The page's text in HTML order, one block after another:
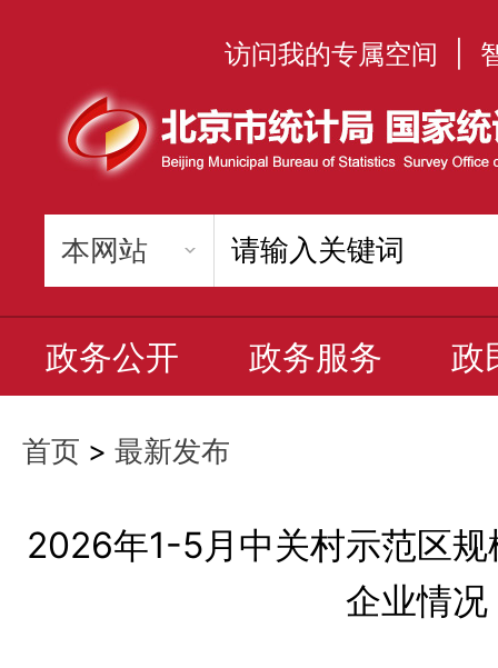
访问我的专属空间
政务公开 政务服务 政
首页 > 最新发布
2026年1-5月中关村示范区
企业情况